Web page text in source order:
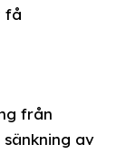
få
från
av